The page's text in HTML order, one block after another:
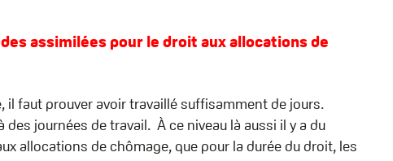
assimilées pour le droit aux allocations de
faut prouver avoir travaillé suffisamment de jours.
journées de travail. À ce niveau là aussi il y a du
allocations de chômage, que pour la durée du droit, les